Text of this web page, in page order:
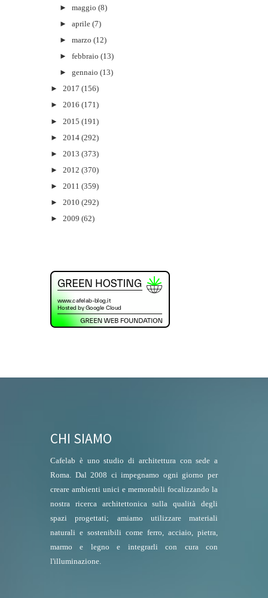
►maggio (8)
►aprile (7)
►marzo (12)
►febbraio (13)
►gennaio (13)
► 2017 (156)
► 2016 (171)
► 2015 (191)
► 2014 (292)
► 2013 (373)
► 2012 (370)
► 2011 (359)
► 2010 (292)
► 2009 (62)
CHI SIAMO
Cafelab è uno studio di architettura con sede a
Roma. Dal 2008 ci impegnamo ogni giorno per
creare ambienti unici e memorabili focalizzando la
nostra ricerca architettonica sulla qualità degli
spazi progettati; amiamo utilizzare materiali
naturali e sostenibili come ferro, acciaio, pietra,
marmo e legno e integrarli con cura con
l'illuminazione.